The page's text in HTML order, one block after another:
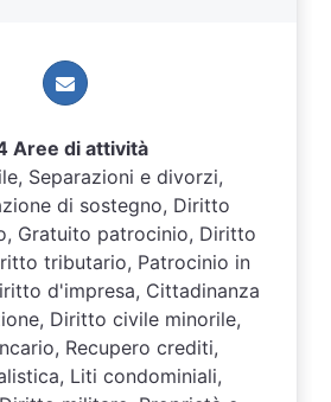
Aree di attività
Separazioni e divorzi,
di sostegno, Diritto
Gratuito patrocinio, Diritto
tributario, Patrocinio in
d'impresa, Cittadinanza
Diritto civile minorile,
Recupero crediti,
Liti condominiali,